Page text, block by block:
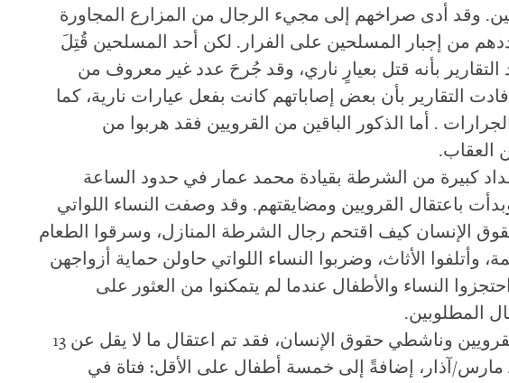
وقد أدى صراخهم إلى مجيء الرجال من المزارع المجاورة
من إجبار المسلحين على الفرار. لكن أحد المسلحين قُتِلَ
التقارير بأنه قتل بعيارٍ ناري، وقد جُرحَ عدد غير معروف من
التقارير بأن بعض إصاباتهم كانت بفعل عيارات نارية، كما
. أما الذكور الباقين من القرويين فقد هربوا من
العقاب.
كبيرة من الشرطة بقيادة محمد عمار في حدود الساعة
باعتقال القرويين ومضايقتهم. وقد وصفت النساء اللواتي
الإنسان كيف اقتحم رجال الشرطة المنازل، وسرقوا الطعام
وأتلفوا الأثاث، وضربوا النساء اللواتي حاولن حماية أزواجهن
النساء والأطفال عندما لم يتمكنوا من العثور على
المطلوبين.
وحسب أقوال القرويين وناشطي حقوق الإنسان، فقد تم اعتقال ما لا يقل عن 13
امرأة في غارة 4 مارس/آذار، إضافةً إلى خمسة أطفال على الأقل: فتاة في